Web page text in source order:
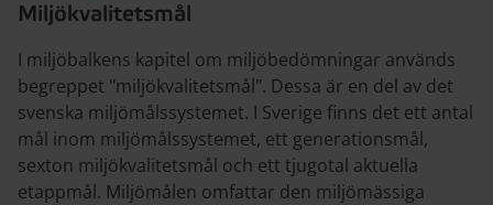
Miljökvalitetsmål
I miljöbalkens kapitel om miljöbedömningar används
begreppet "miljökvalitetsmål". Dessa är en del av det
svenska miljömålssystemet. I Sverige finns det ett antal
mål inom miljömålssystemet, ett generationsmål,
sexton miljökvalitetsmål och ett tjugotal aktuella
etappmål. Miljömålen omfattar den miljömässiga